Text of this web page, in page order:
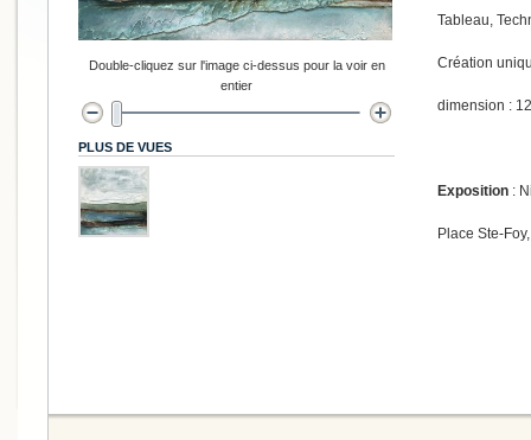
Tableau,
Création
dimension :
Exposition :
Place Ste-
Double-cliquez sur l'image ci-dessus pour la voir en
entier
PLUS DE VUES